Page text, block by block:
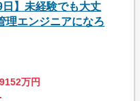
日】未経験でも大丈
理エンジニアになろ
万円